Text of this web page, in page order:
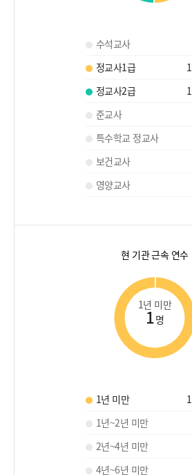
수석교사
정교사1급
1
정교사2급
1
준교사
특수학교 정교사
보건교사
영양교사
현 기관 근속 연수
1년 미만
1명
1년 미만 1
1년~2년 미만
2년~4년 미만
4년~6년 미만